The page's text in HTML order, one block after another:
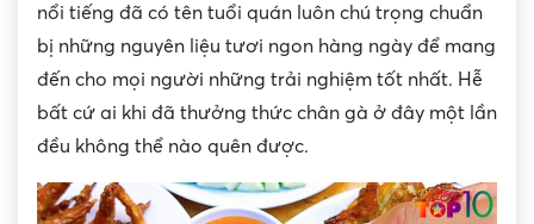
nổi tiếng đã có tên tuổi quán luôn chú trọng chuẩn
bị những nguyên liệu tươi ngon hàng ngày để mang
đến cho mọi người những trải nghiệm tốt nhất. Hễ
bất cứ ai khi đã thưởng thức chân gà ở đây một lần
đều không thể nào quên được.